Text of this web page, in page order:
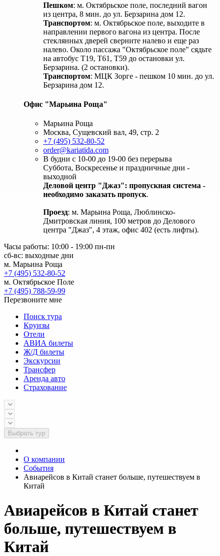
Пешком: м. Октябрьское поле, последний вагон
из центра, 8 мин. до ул. Берзарина дом 12.
Транспортом: м. Октябрьское поле, выходите в
направлении первого вагона из центра. После
стеклянных дверей сверните налево и еще раз
налево. Около пассажа "Октябрьское поле" сядьте
на автобус Т19, Т61, Т59 до остановки ул.
Берзарина. (2 остановки).
Транспортом: МЦК Зорге - пешком 10 мин. до ул.
Берзарина дом 12.
Офис "Марьина Роща"
Марьина Роща
Москва, Сущевский вал, 49, стр. 2
+7 (495) 532-80-52
order@kariatida.com
В будни с 10-00 до 19-00 без перерыва
Суббота, Воскресенье и праздничные дни -
выходной
Деловой центр "Джаз": пропускная система -
необходимо заказать пропуск.
Проезд: м. Марьина Роща, Люблинско-
Дмитровская линия, 100 метров до Делового
центра "Джаз", 4 этаж, офис 402 (есть лифты).
Часы работы: 10:00 - 19:00 пн-пн
сб-вс: выходные дни
м. Марьина Роща
+7 (495) 532-80-52
м. Октябрьское Поле
+7 (495) 788-59-99
Перезвоните мне
Поиск тура
Круизы
Отели
АВИА билеты
Ж/Д билеты
Экскурсии
Трансфер
Аренда авто
Страхование
Выбрать тур
О компании
События
Авиарейсов в Китай станет больше, путешествуем в
Китай
Авиарейсов в Китай станет
больше, путешествуем в
Китай